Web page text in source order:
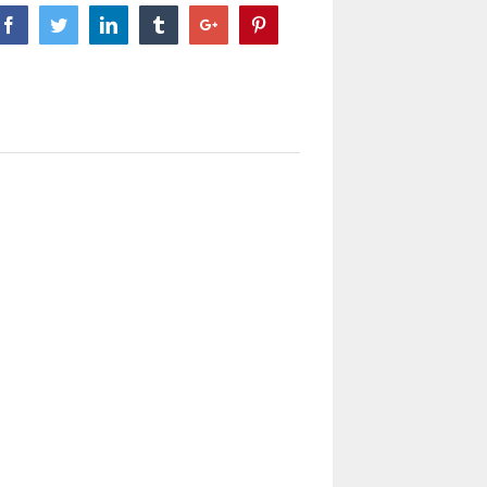
FacebookTwitterLinkedin TumblrGoogle+